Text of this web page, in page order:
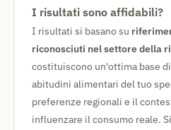
I risultati sono affidabili?
I risultati si basano su
riconosciuti nel settore della
costituiscono un'ottima base
abitudini alimentari del tuo
preferenze regionali e il
influenzare il consumo reale.